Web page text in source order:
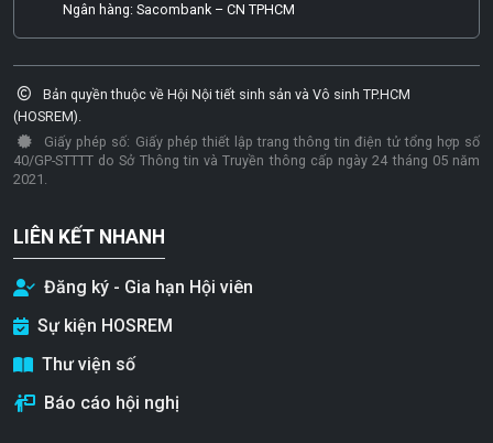
Ngân hàng: Sacombank – CN TPHCM
Bản quyền thuộc về Hội Nội tiết sinh sản và Vô sinh TP.HCM
(HOSREM).
Giấy phép số: Giấy phép thiết lập trang thông tin điện tử tổng hợp số
40/GP-STTTT do Sở Thông tin và Truyền thông cấp ngày 24 tháng 05 năm
2021.
LIÊN KẾT NHANH
Đăng ký - Gia hạn Hội viên
Sự kiện HOSREM
Thư viện số
Báo cáo hội nghị